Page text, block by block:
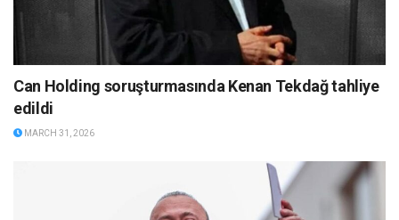
Can Holding soruşturmasında Kenan Tekdağ tahliye
edildi
MARCH 31, 2026